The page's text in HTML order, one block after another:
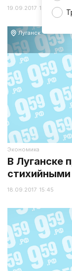
19.09.2017 13:55
Луганск
Экономика
В Луганске
18.09.2017 15:45